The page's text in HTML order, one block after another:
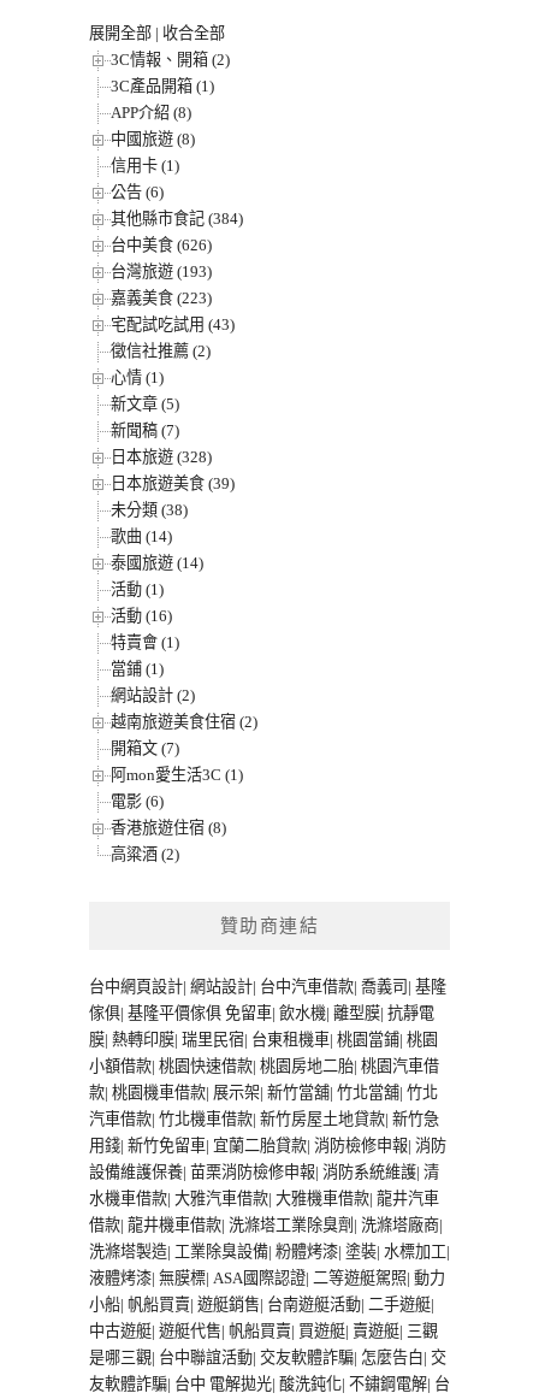
展開全部 | 收合全部
3C情報、開箱 (2)
3C產品開箱 (1)
APP介紹 (8)
中國旅遊 (8)
信用卡 (1)
公告 (6)
其他縣市食記 (384)
台中美食 (626)
台灣旅遊 (193)
嘉義美食 (223)
宅配試吃試用 (43)
徵信社推薦 (2)
心情 (1)
新文章 (5)
新聞稿 (7)
日本旅遊 (328)
日本旅遊美食 (39)
未分類 (38)
歌曲 (14)
泰國旅遊 (14)
活動 (1)
活動 (16)
特賣會 (1)
當鋪 (1)
網站設計 (2)
越南旅遊美食住宿 (2)
開箱文 (7)
阿mon愛生活3C (1)
電影 (6)
香港旅遊住宿 (8)
高粱酒 (2)
贊助商連結
台中網頁設計| 網站設計| 台中汽車借款| 喬義司 | 基隆
傢俱| 基隆平價傢俱 免留車| 飲水機| 離型膜| 抗靜電
膜| 熱轉印膜| 瑞里民宿| 台東租機車| 桃園當鋪| 桃園
小額借款| 桃園快速借款| 桃園房地二胎| 桃園汽車借
款| 桃園機車借款| 展示架| 新竹當舖| 竹北當舖| 竹北
汽車借款| 竹北機車借款| 新竹房屋土地貸款| 新竹急
用錢| 新竹免留車| 宜蘭二胎貸款| 消防檢修申報| 消防
設備維護保養| 苗栗消防檢修申報| 消防系統維護| 清
水機車借款| 大雅汽車借款| 大雅機車借款| 龍井汽車
借款| 龍井機車借款| 洗滌塔工業除臭劑 | 洗滌塔廠商|
洗滌塔製造| 工業除臭設備| 粉體烤漆| 塗裝| 水標加工|
液體烤漆| 無膜標| ASA國際認證| 二等遊艇駕照| 動力
小船| 帆船買賣| 遊艇銷售| 台南遊艇活動| 二手遊艇|
中古遊艇| 遊艇代售| 帆船買賣| 買遊艇| 賣遊艇| 三觀
是哪三觀| 台中聯誼活動| 交友軟體詐騙| 怎麼告白| 交
友軟體詐騙| 台中 電解拋光| 酸洗鈍化| 不鏽鋼電解| 台